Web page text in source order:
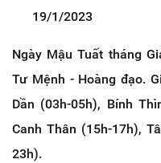
19/1/2023
Ngày Mậu Tuất tháng
Tư Mệnh - Hoàng đạo.
Dần (03h-05h), Bính
Canh Thân (15h-17h),
23h).